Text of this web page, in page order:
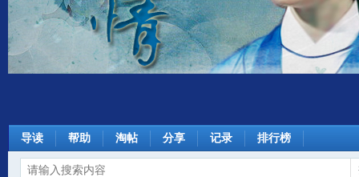
导读 帮助 淘帖 分享 记录 排行榜